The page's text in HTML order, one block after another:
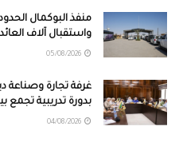
منفذ البوكمال
واستقبال آلاف
غرفة تجارة وصناعة
بدورة تدريبية تجمع